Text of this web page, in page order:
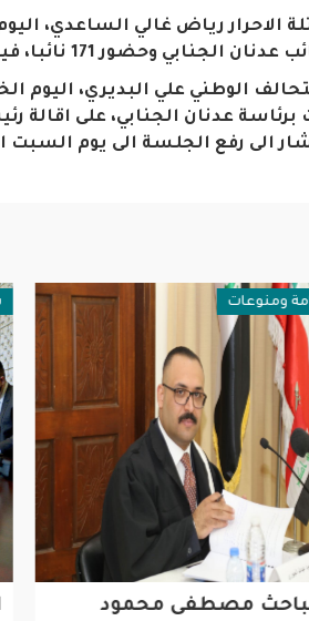
الاحرار رياض غالي الساعدي،
171 نائبا، فيما أكد المضي بإقالة رئاسة البرلمان.
الوطني علي البديري،
عدنان الجنابي، على اقالة
أشار الى رفع الجلسة الى يوم السبت
مصطفى محمود